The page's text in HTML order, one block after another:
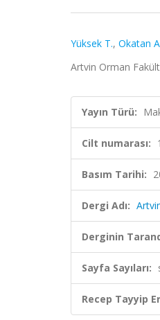
Yüksek T., Okatan
Artvin Orman
Yayın Türü:
Cilt numarası: 1
Basım Tarihi:
Dergi Adı:
Derginin
Sayfa Sayıları:
Recep Tayyip